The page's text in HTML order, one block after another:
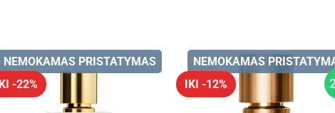
IKI -22%
NEMOKAMAS PRISTATYMAS
IKI -12%
NEMOKAMAS